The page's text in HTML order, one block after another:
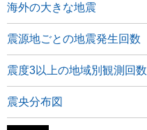
海外の大きな地震
震源地ごとの地震発生回数
震度3以上の地域別観測回数
震央分布図